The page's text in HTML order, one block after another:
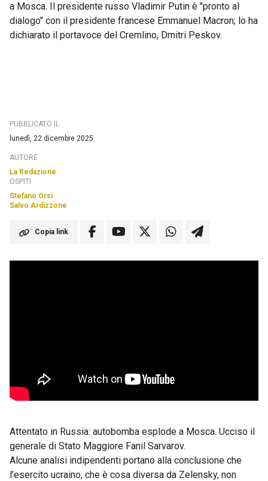
a Mosca. Il presidente russo Vladimir Putin è "pronto al
dialogo" con il presidente francese Emmanuel Macron; lo ha
dichiarato il portavoce del Cremlino, Dmitri Peskov.
PUBBLICATO IL
lunedì, 22 dicembre 2025
AUTORE
La Redazione
OSPITI
Stefano Orsi
Salvo Ardizzone
Copia link
Attentato in Russia: autobomba esplode a Mosca. Ucciso il
generale di Stato Maggiore Fanil Sarvarov.
Alcune analisi indipendenti portano alla conclusione che
l’esercito ucraino, che è cosa diversa da Zelensky, non